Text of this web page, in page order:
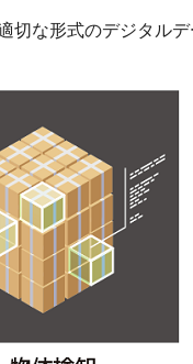
な形式のデジタルデ